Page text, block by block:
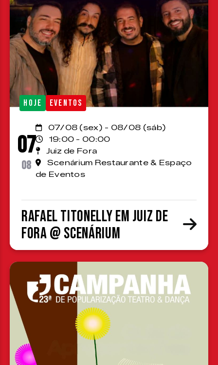
HOJE EVENTOS
07
08
07/08 (sex) - 08/08 (sáb)
19:00 - 00:00
Juiz de Fora
Scenárium Restaurante & Espaço
de Eventos
Rafael Titonelly em Juiz de
Fora @ Scenárium